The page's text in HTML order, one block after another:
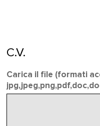
C.V.
Carica il file (formati